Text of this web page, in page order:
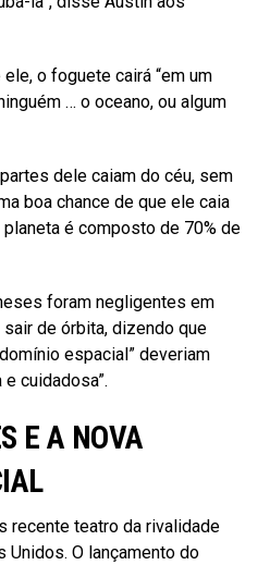
o foguete cairá “em um
… o oceano, ou algum
dele caiam do céu, sem
boa chance de que ele caia
é composto de 70% de
foram negligentes em
de órbita, dizendo que
espacial” deveriam
cuidadosa”.
E A NOVA
recente teatro da rivalidade
Unidos. O lançamento do